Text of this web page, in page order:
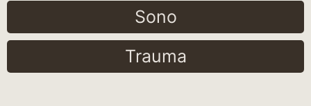
Sono
Trauma